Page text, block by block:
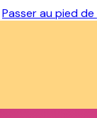
Passer au pied de